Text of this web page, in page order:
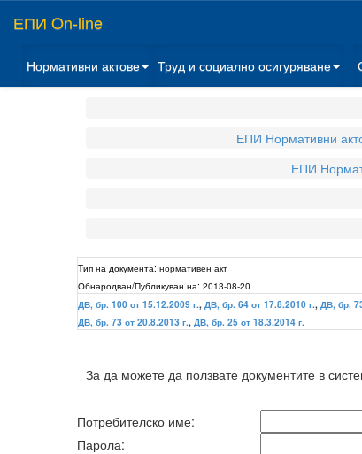
ЕПИ On-line
Нормативни актове Труд и социално осигуряване
ЕПИ Нормативни
ЕПИ
Тип на документа: нормативен акт
Обнародван/Публикуван на: 2013-08-20
ДВ, бр. 100 от 15.12.2009 г., ДВ, бр. 64 от 17.8.2010 г., ДВ, бр.
ДВ, бр. 73 от 20.8.2013 г., ДВ, бр. 25 от 18.3.2014 г.
За да можете да ползвате документите в
Потребителско име:
Парола: